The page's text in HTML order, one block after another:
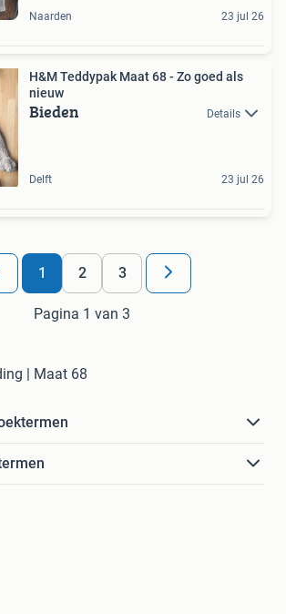
Naarden 23 jul 26
H&M Teddypak Maat 68 - Zo goed als
nieuw
Bieden Details
Delft 23 jul 26
1 2 3
Pagina 1 van 3
| Maat 68